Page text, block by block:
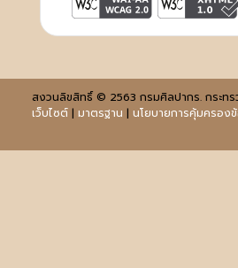
สงวนลิขสิทธิ์ © 2563 กรมศิลปากร. กระท
เว็บไซต์| มาตรฐาน | นโยบายการคุ้มครอง